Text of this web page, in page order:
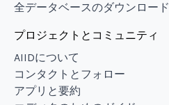
全データベースのダウンロード
プロジェクトとコミュニティ
AIIDについて
コンタクトとフォロー
アプリと要約